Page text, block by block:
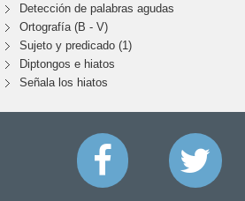
Detección de palabras agudas
Ortografía (B - V)
Sujeto y predicado (1)
Diptongos e hiatos
Señala los hiatos